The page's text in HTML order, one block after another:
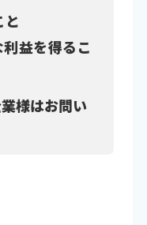
と
益を得るこ
様はお問い